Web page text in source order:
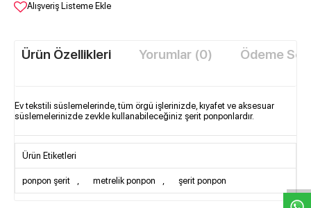
W
h
t
s
a
p
p
D
e
s
e
H
a
t
t
Alışveriş Listeme Ekle
Ürün Özellikleri Yorumlar (0) Ödeme
Ev tekstili süslemelerinde, tüm örgü işlerinizde, kıyafet ve aksesuar
süslemelerinizde zevkle kullanabileceğiniz şerit ponponlardır.
Ürün Etiketleri
ponpon şerit , metrelik ponpon , şerit ponpon